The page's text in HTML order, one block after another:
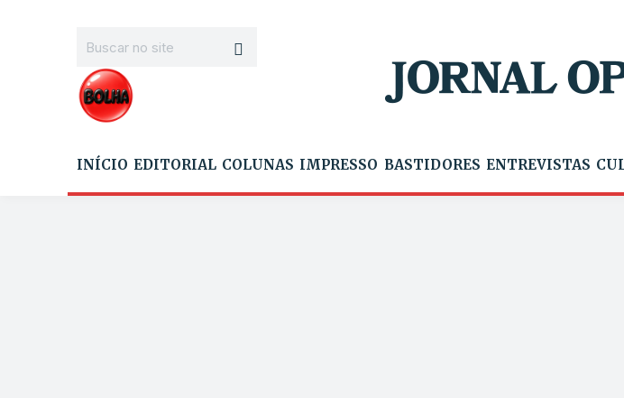
INÍCIO EDITORIAL COLUNAS IMPRESSO BASTIDORES ENTREVISTAS